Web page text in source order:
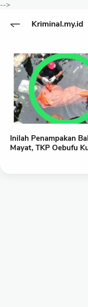
-->
Kriminal.my.id
Inilah Penampakan
Mayat, TKP Oebufu